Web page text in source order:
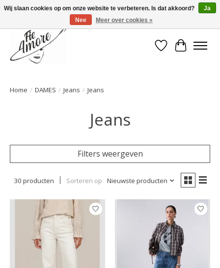
Verlanglijst
Home / DAMES / Jeans / Jeans
Jeans
Filters weergeven
30 producten Sorteren op Nieuwste producten
Wij slaan cookies op om onze website te verbeteren. Is dat akkoord?
Ja
Nee
Meer over cookies »